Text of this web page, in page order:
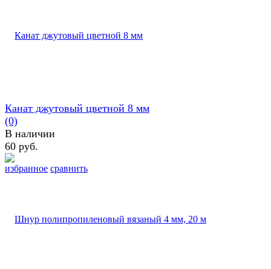
избранное сравнить
Канат джутовый цветной 8 мм
(0)
В наличии
60 руб.